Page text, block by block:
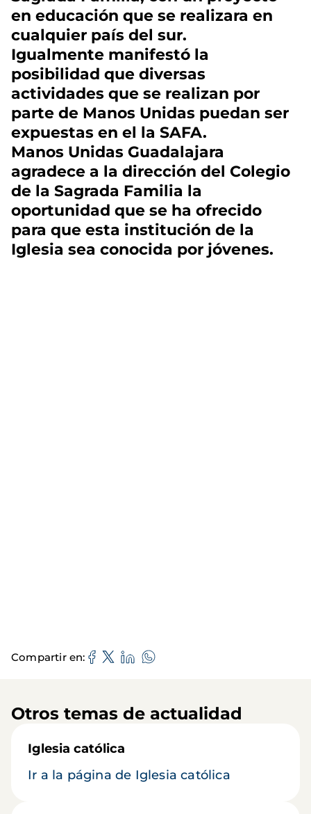
en educación que se realizara en
cualquier país del sur.
Igualmente manifestó la
posibilidad que diversas
actividades que se realizan por
parte de Manos Unidas puedan ser
expuestas en el la SAFA.
Manos Unidas Guadalajara
agradece a la dirección del Colegio
de la Sagrada Familia la
oportunidad que se ha ofrecido
para que esta institución de la
Iglesia sea conocida por jóvenes.
Compartir en
Otros temas de actualidad
Iglesia católica
Ir a la página de Iglesia católica